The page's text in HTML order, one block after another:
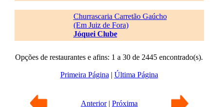
Churrascaria Carretão Gaúcho
(Em Juiz de Fora)
Jóquei Clube
Opções de restaurantes e afins: 1 a 30 de 2445 encontrado(s).
Primeira Página | Última Página
Anterior| Próxima